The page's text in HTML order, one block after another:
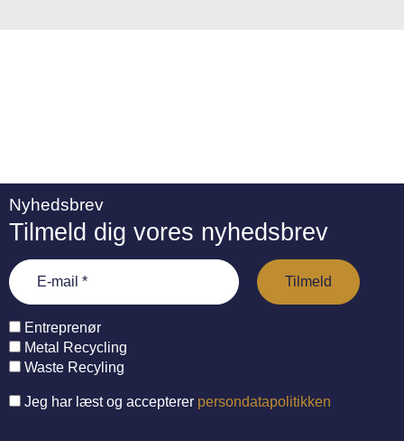
Nyhedsbrev
Tilmeld dig vores nyhedsbrev
Entreprenør
Metal Recycling
Waste Recyling
Jeg har læst og accepterer persondatapolitikken